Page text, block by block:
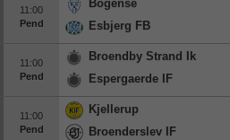
11:00
Pend
Bogense
Esbjerg FB
11:00
Pend
Broendby Strand Ik
Espergaerde IF
11:00
Pend
Kjellerup
Broenderslev IF